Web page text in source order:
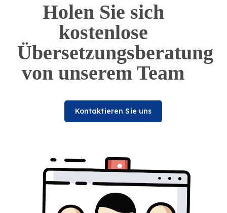
Holen Sie sich
kostenlose
Übersetzungsberatung
von unserem Team
Kontaktieren Sie uns